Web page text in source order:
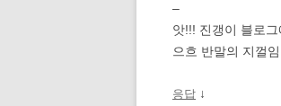
–
앗!!! 진갱이 블로
으흐 반말의 지껄
응답 ↓